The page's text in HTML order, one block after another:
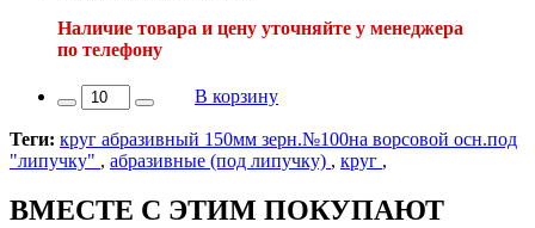
Наличие товара и цену уточняйте у менеджера
по телефону
В корзину
Теги: круг абразивный 150мм зерн.№100на ворсовой осн.под
"липучку" , абразивные (под липучку) , круг ,
ВМЕСТЕ С ЭТИМ ПОКУПАЮТ